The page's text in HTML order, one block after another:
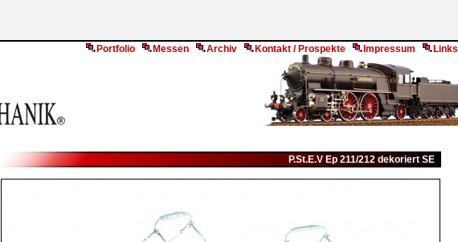
Portfolio Messen Archiv Kontakt / Prospekte Impressum Links
P.St.E.V Ep 211/212 dekoriert SE